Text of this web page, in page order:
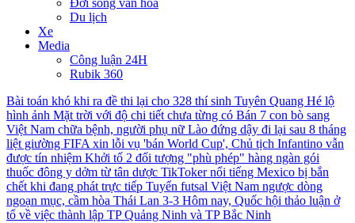
Đời sống văn hóa
Du lịch
Xe
Media
Công luận 24H
Rubik 360
Bài toán khó khi ra đề thi lại cho 328 thí sinh Tuyên Quang Hé lộ
hình ảnh Mặt trời với độ chi tiết chưa từng có Bán 7 con bò sang
Việt Nam chữa bệnh, người phụ nữ Lào đứng dậy đi lại sau 8 tháng
liệt giường FIFA xin lỗi vụ 'bán World Cup', Chủ tịch Infantino vẫn
được tín nhiệm Khởi tố 2 đối tượng "phù phép" hàng ngàn gói
thuốc đông y dởm từ tân dược TikToker nổi tiếng Mexico bị bắn
chết khi đang phát trực tiếp Tuyển futsal Việt Nam ngược dòng
ngoạn mục, cầm hòa Thái Lan 3-3 Hôm nay, Quốc hội thảo luận ở
tổ về việc thành lập TP Quảng Ninh và TP Bắc Ninh